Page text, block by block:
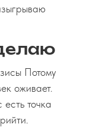
Потому
оживает.
точка